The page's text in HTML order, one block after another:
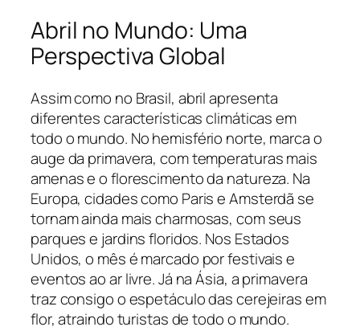
Abril no Mundo: Uma
Perspectiva Global
Assim como no Brasil, abril apresenta
diferentes características climáticas em
todo o mundo. No hemisfério norte, marca o
auge da primavera, com temperaturas mais
amenas e o florescimento da natureza. Na
Europa, cidades como Paris e Amsterdã se
tornam ainda mais charmosas, com seus
parques e jardins floridos. Nos Estados
Unidos, o mês é marcado por festivais e
eventos ao ar livre. Já na Ásia, a primavera
traz consigo o espetáculo das cerejeiras em
flor, atraindo turistas de todo o mundo.